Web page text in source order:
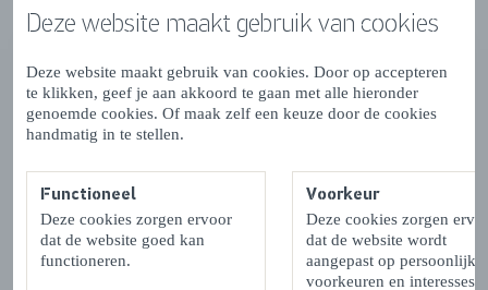
Deze website maakt gebruik van cookies
Deze website maakt gebruik van cookies. Door op accepteren
te klikken, geef je aan akkoord te gaan met alle hieronder
genoemde cookies. Of maak zelf een keuze door de cookies
handmatig in te stellen.
Functioneel
Deze cookies zorgen ervoor
dat de website goed kan
functioneren.
Voorkeur
Deze cookies zorgen
dat de website wordt
aangepast op persoonlijke
voorkeuren en interesses.
Als je in Zeeland bent wil je natuurlijk de verse, lokale
producten geproefd hebben. Gelukkig zijn er veel
boerderijwinkels, groente- en fruit stalletjes, imkerijen,